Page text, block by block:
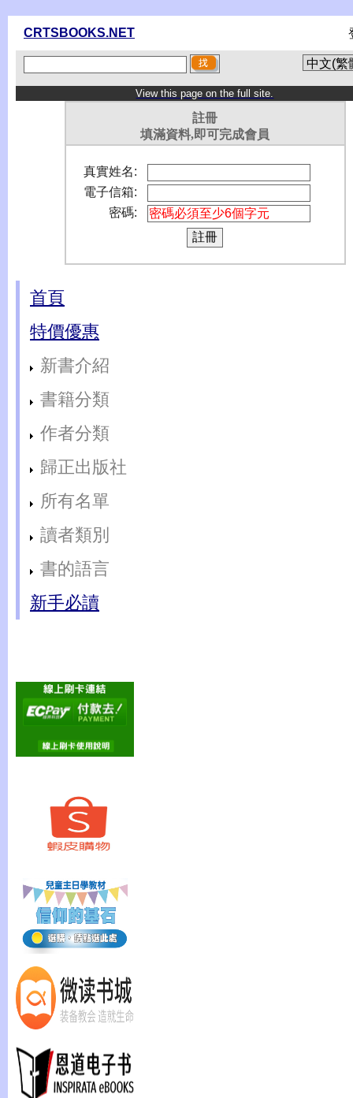
CRTSBOOKS.NET
View this page on the full site.
註冊
填滿資料,即可完成會員
真實姓名:
電子信箱:
密碼:
首頁
特價優惠
新書介紹
書籍分類
作者分類
歸正出版社
所有名單
讀者類別
書的語言
新手必讀